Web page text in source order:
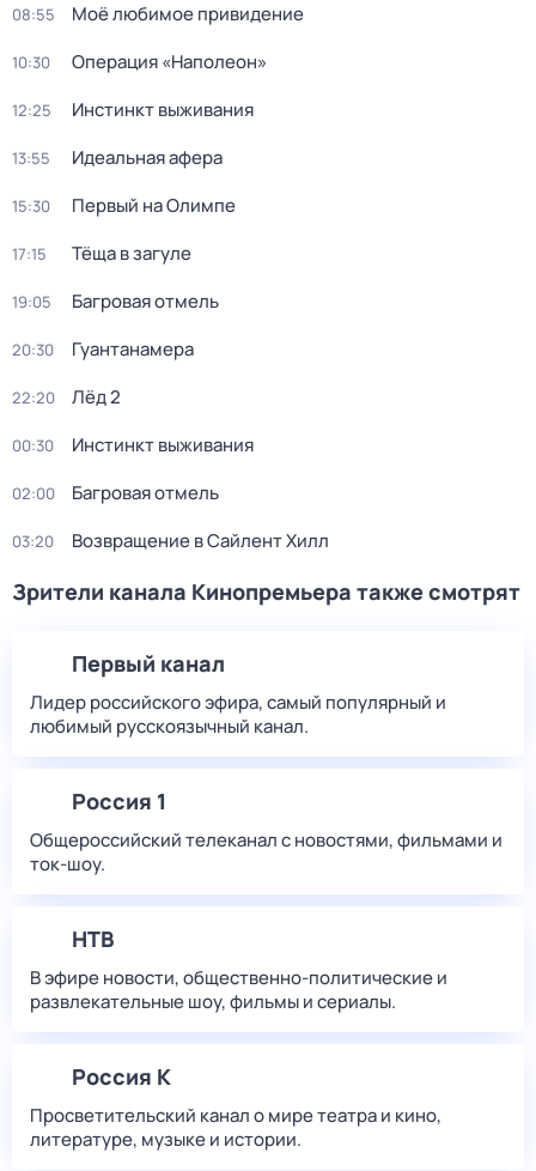
08:55 Моё любимое привидение
10:30 Операция «Наполеон»
12:25 Инстинкт выживания
13:55 Идеальная афера
15:30 Первый на Олимпе
17:15 Тёща в загуле
19:05 Багровая отмель
20:30 Гуантанамера
22:20 Лёд 2
00:30 Инстинкт выживания
02:00 Багровая отмель
03:20 Возвращение в Сайлент Хилл
Зрители канала Кинопремьера также смотрят
Первый канал
Лидер российского эфира, самый популярный и
любимый русскоязычный канал.
Россия 1
Общероссийский телеканал с новостями, фильмами и
ток-шоу.
НТВ
В эфире новости, общественно-политические и
развлекательные шоу, фильмы и сериалы.
Россия К
Просветительский канал о мире театра и кино,
литературе, музыке и истории.